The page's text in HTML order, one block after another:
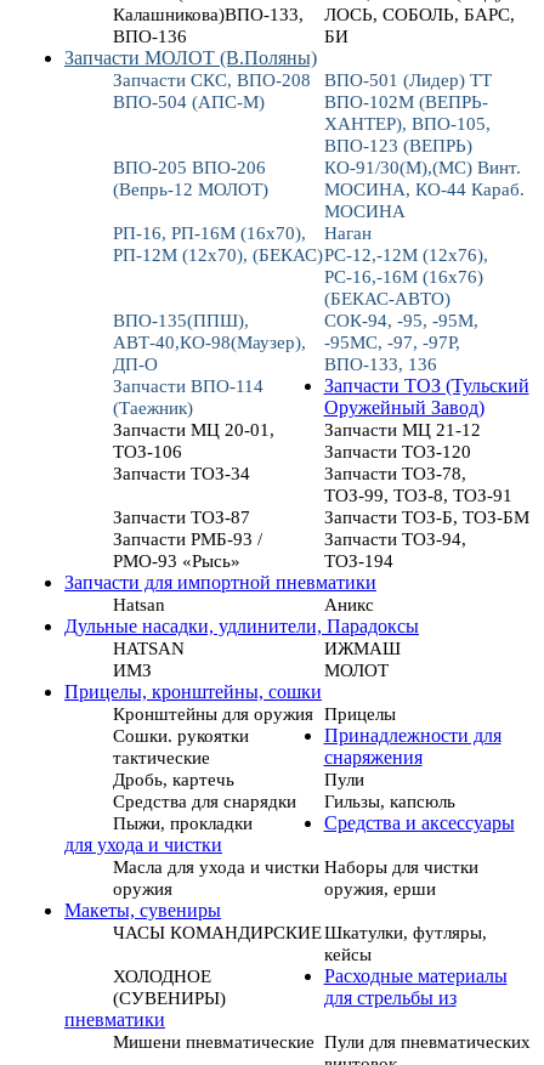
Калашникова)ВПО-133,
ВПО-136
ЛОСЬ, СОБОЛЬ, БАРС,
БИ
Запчасти МОЛОТ (В.Поляны)
Запчасти СКС, ВПО-208
ВПО-501 (Лидер) ТТ
ВПО-504 (АПС-М)
ВПО-102М (ВЕПРЬ-
ХАНТЕР), ВПО-105,
ВПО-123 (ВЕПРЬ)
ВПО-205 ВПО-206
(Вепрь-12 МОЛОТ)
КО-91/30(М),(МС) Винт.
МОСИНА, КО-44 Караб.
МОСИНА
РП-16, РП-16М (16х70),
РП-12М (12х70), (БЕКАС)
Наган
РС-12,-12М (12х76),
РС-16,-16М (16х76)
(БЕКАС-АВТО)
ВПО-135(ППШ),
АВТ-40,КО-98(Маузер),
ДП-О
СОК-94, -95, -95М,
-95МС, -97, -97Р,
ВПО-133, 136
Запчасти ВПО-114
(Таежник)
Запчасти ТОЗ (Тульский
Оружейный Завод)
Запчасти МЦ 20-01,
ТОЗ-106
Запчасти МЦ 21-12
Запчасти ТОЗ-120
Запчасти ТОЗ-34
Запчасти ТОЗ-78,
ТОЗ-99, ТОЗ-8, ТОЗ-91
Запчасти ТОЗ-87
Запчасти ТОЗ-Б, ТОЗ-БМ
Запчасти РМБ-93 /
РМО-93 «Рысь»
Запчасти ТОЗ-94,
ТОЗ-194
Запчасти для импортной пневматики
Hatsan
Аникс
Дульные насадки, удлинители, Парадоксы
HATSAN
ИЖМАШ
ИМЗ
МОЛОТ
Прицелы, кронштейны, сошки
Кронштейны для оружия Прицелы
Сошки. рукоятки
тактические
Принадлежности для
снаряжения
Дробь, картечь
Пули
Средства для снарядки
Гильзы, капсюль
Пыжи, прокладки
Средства и аксессуары
для ухода и чистки
Масла для ухода и чистки
оружия
Наборы для чистки
оружия, ерши
Макеты, сувениры
ЧАСЫ КОМАНДИРСКИЕШкатулки, футляры,
кейсы
ХОЛОДНОЕ
(СУВЕНИРЫ)
Расходные материалы
для стрельбы из
пневматики
Мишени пневматические Пули для пневматических